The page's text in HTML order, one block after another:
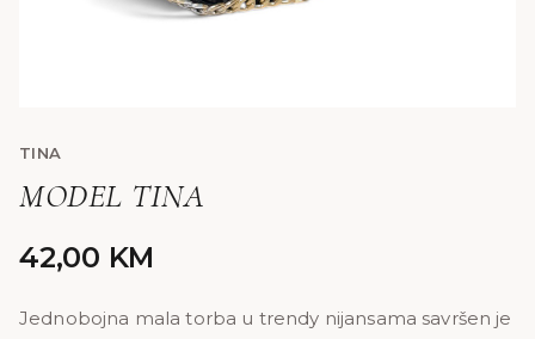
TINA
MODEL TINA
42,00 KM
Jednobojna mala torba u trendy nijansama savršen je